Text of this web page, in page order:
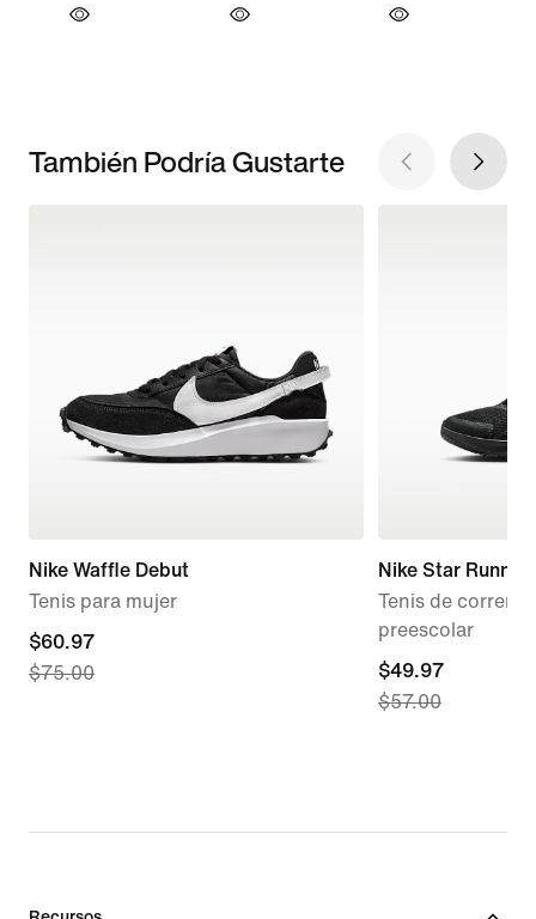
También Podría Gustarte
Nike Waffle Debut
Tenis para mujer
current
price
$60.97
$75.00
Nike Star Runner
Tenis de correr
preescolar
current
price
$57.00
$49.97
$57.00